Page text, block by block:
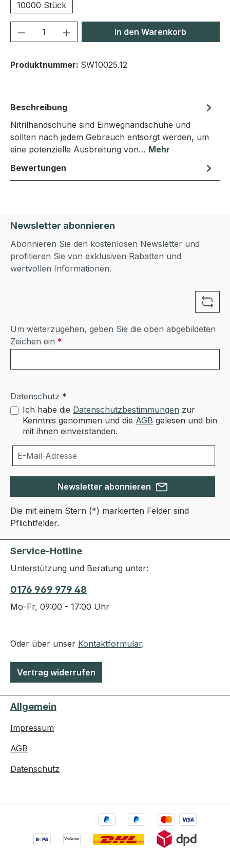
10000 Stück
Produkt Anzahl: Gib denIn den Warenkorb
Produktnummer: SW10025.12
Beschreibung
Nitrilhandschuhe sind Einweghandschuhe und
sollten nach jedem Gebrauch entsorgt werden, um
eine potenzielle Ausbreitung von… Mehr
Bewertungen
Newsletter abonnieren
Abonnieren Sie den kostenlosen Newsletter und
profitieren Sie von exklusiven Rabatten und
wertvollen Informationen.
Um weiterzugehen, geben Sie die oben abgebildeten
Zeichen ein *
Datenschutz *
Ich habe die Datenschutzbestimmungen zur
Kenntnis genommen und die AGB gelesen und bin
mit ihnen einverstanden.
Newsletter abonnieren
Die mit einem Stern (*) markierten Felder sind
Pflichtfelder.
Service-Hotline
Unterstützung und Beratung unter:
0176 969 979 48
Mo-Fr, 09:00 - 17:00 Uhr
Oder über unser Kontaktformular.
Vertrag widerrufen
Allgemein
Impressum
AGB
Datenschutz